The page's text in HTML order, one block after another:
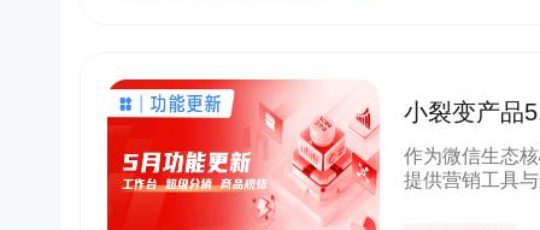
小裂变产品
盖私域运营
作为微信生态
提供营销工具